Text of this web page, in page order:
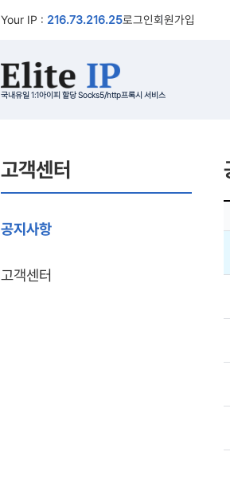
Your IP : 216.73.216.25로그인회원가입
국내유일 1:1아이피 할당 Socks5/http프록시 서비스
고객센터
공지사항
고객센터